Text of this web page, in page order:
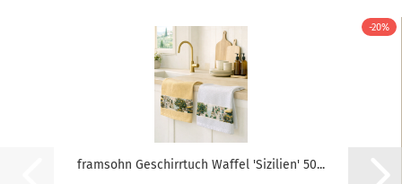
-20%
framsohn Geschirrtuch Waffel 'Sizilien' 50...